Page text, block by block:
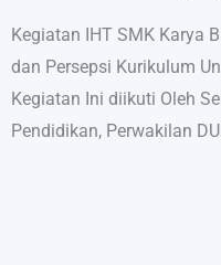
Kegiatan IHT SMK Karya
dan Persepsi Kurikulum
Kegiatan Ini diikuti Oleh
Pendidikan, Perwakilan